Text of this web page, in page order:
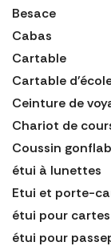
Besace
Cabas
Cartable
Cartable
Ceinture de
Chariot de
Coussin
étui à lunettes
Etui et porte-
étui pour
étui pour